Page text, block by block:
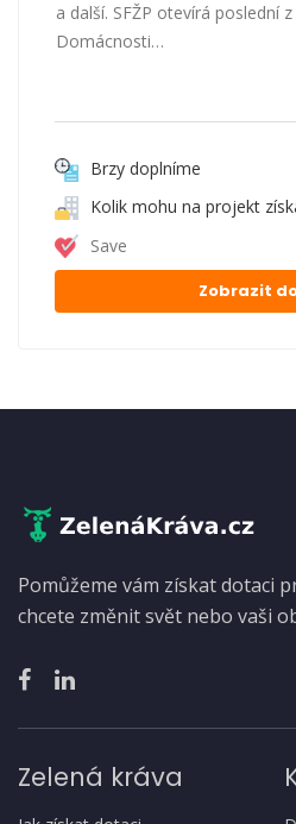
a další. SFŽP otevírá poslední
Domácnosti…
Brzy doplníme
Kolik mohu na projekt
Save
Zobrazit
Pomůžeme vám získat dotaci
chcete změnit svět nebo vaši
Zelená kráva